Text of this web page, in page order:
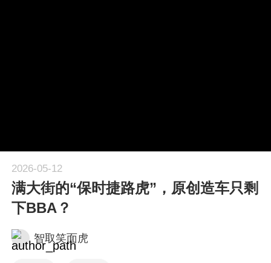
2026-05-12
满大街的“保时捷路虎”，原创造车只剩
下BBA？
智取笑面虎